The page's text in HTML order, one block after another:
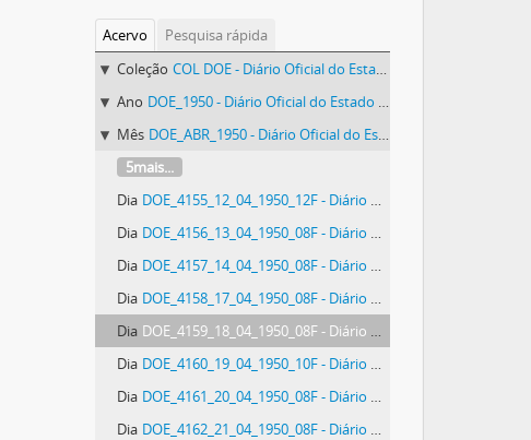
Acervo
Pesquisa rápida
Coleção COL DOE - Diário Oficial do Estado de Santa Catarina
Ano DOE_1950 - Diário Oficial do Estado de Santa Catarina. 1950
Mês DOE_ABR_1950 - Diário Oficial do Estado de Santa Catarina. Abril de 1950
5mais...
Dia DOE_4155_12_04_1950_12F - Diário Oficial do Estado de Santa Catarina. Ano 17. N° 4155 de 12/04/1950
Dia DOE_4156_13_04_1950_08F - Diário Oficial do Estado de Santa Catarina. Ano 17. N° 4156 de 13/04/1950
Dia DOE_4157_14_04_1950_08F - Diário Oficial do Estado de Santa Catarina. Ano 17. N° 4157 de 14/04/1950
Dia DOE_4158_17_04_1950_08F - Diário Oficial do Estado de Santa Catarina. Ano 17. N° 4158 de 17/04/1950
Dia DOE_4159_18_04_1950_08F - Diário Oficial do Estado de Santa Catarina. Ano 17. N° 4159 de 18/04/1950
Dia DOE_4160_19_04_1950_10F - Diário Oficial do Estado de Santa Catarina. Ano 17. N° 4160 de 19/04/1950
Dia DOE_4161_20_04_1950_08F - Diário Oficial do Estado de Santa Catarina. Ano 17. N° 4161 de 20/04/1950
Dia DOE_4162_21_04_1950_08F - Diário Oficial do Estado de Santa Catarina. Ano 17. N° 4162 de 21/04/1950